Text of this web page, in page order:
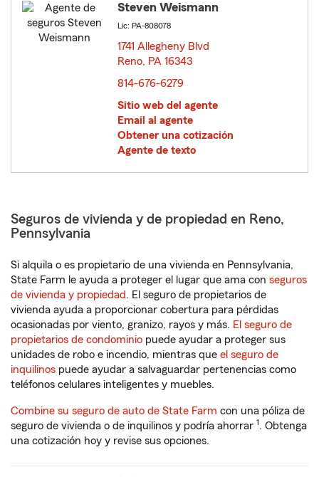
Steven Weismann
Lic: PA-808078
1741 Allegheny Blvd
Reno, PA 16343
814-676-6279
Sitio web del agente
Email al agente
Obtener una cotización
Agente de texto
Seguros de vivienda y de propiedad en Reno,
Pennsylvania
Si alquila o es propietario de una vivienda en Pennsylvania,
State Farm le ayuda a proteger el lugar que ama con seguros
de vivienda y propiedad. El seguro de propietarios de
vivienda ayuda a proporcionar cobertura para pérdidas
ocasionadas por viento, granizo, rayos y más. El seguro de
propietarios de condominio puede ayudar a proteger sus
unidades de robo e incendio, mientras que el seguro de
inquilinos puede ayudar a salvaguardar pertenencias como
teléfonos celulares inteligentes y muebles.
Combine su seguro de auto de State Farm con una póliza de
seguro de vivienda o de inquilinos y podría ahorrar 1. Obtenga
una cotización hoy y revise sus opciones.